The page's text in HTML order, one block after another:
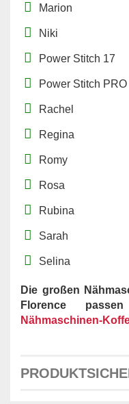
Marion
Niki
Power Stitch 17
Power Stitch PRO
Rachel
Regina
Romy
Rosa
Rubina
Sarah
Selina
Die großen
Florence
Nähmaschinen-